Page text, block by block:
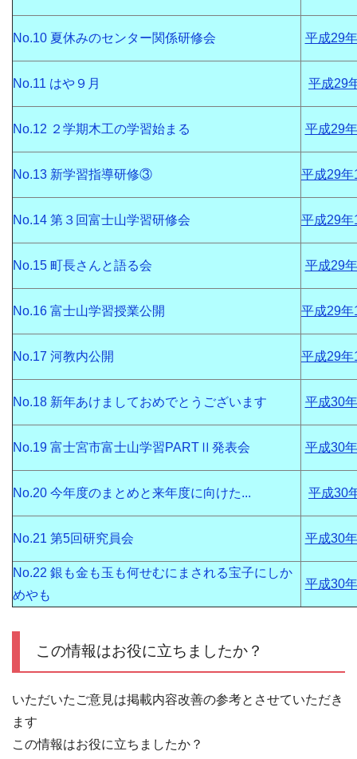
No.10 夏休みのセンター関係研修会 平成29
No.11 はや９月 平成29
No.12 ２学期木工の学習始まる 平成29
No.13 新学習指導研修③ 平成29
No.14 第３回富士山学習研修会 平成29
No.15 町長さんと語る会 平成29
No.16 富士山学習授業公開 平成29
No.17 河教内公開 平成29
No.18 新年あけましておめでとうございます 平成30
No.19 富士宮市富士山学習PARTⅡ発表会 平成30
No.20 今年度のまとめと来年度に向けた... 平成30
No.21 第5回研究員会 平成30
No.22 銀も金も玉も何せむにまされる宝子にしか
めやも
平成30
この情報はお役に立ちましたか？
いただいたご意見は掲載内容改善の参考とさせていただき
ます
この情報はお役に立ちましたか？